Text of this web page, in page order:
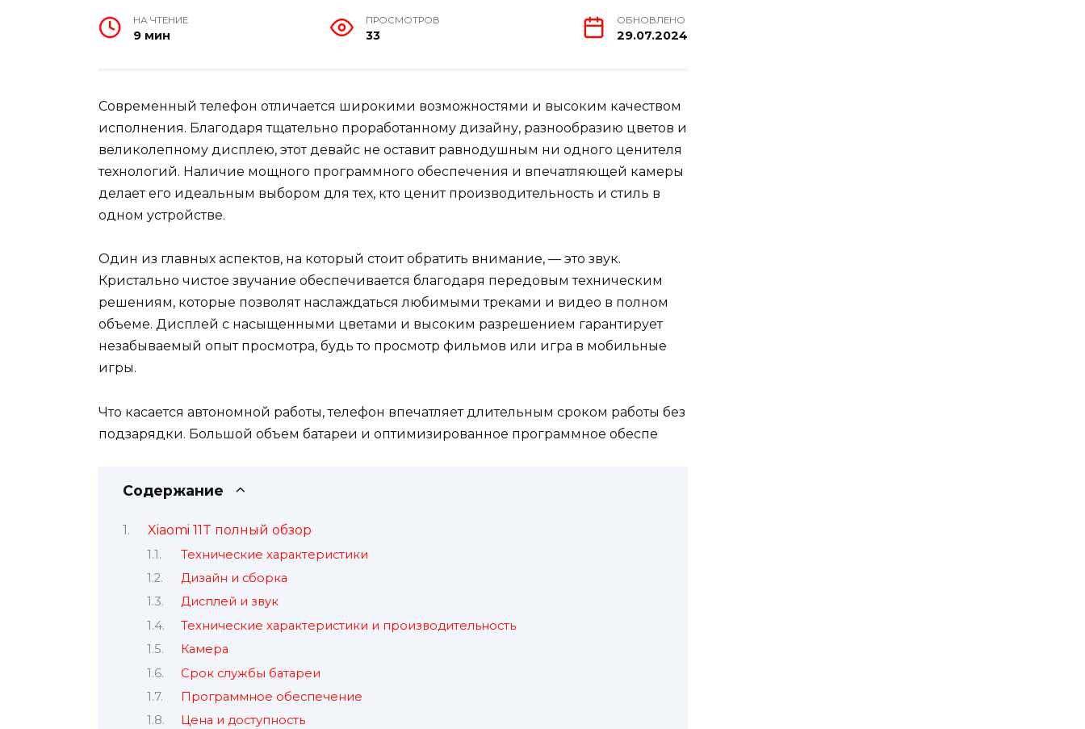
НА ЧТЕНИЕ
9 мин
ПРОСМОТРОВ
33
ОБНОВЛЕНО
29.07.2024
Современный телефон отличается широкими возможностями и высоким качеством
исполнения. Благодаря тщательно проработанному дизайну, разнообразию цветов и
великолепному дисплею, этот девайс не оставит равнодушным ни одного ценителя
технологий. Наличие мощного программного обеспечения и впечатляющей камеры
делает его идеальным выбором для тех, кто ценит производительность и стиль в
одном устройстве.
Один из главных аспектов, на который стоит обратить внимание, — это звук.
Кристально чистое звучание обеспечивается благодаря передовым техническим
решениям, которые позволят наслаждаться любимыми треками и видео в полном
объеме. Дисплей с насыщенными цветами и высоким разрешением гарантирует
незабываемый опыт просмотра, будь то просмотр фильмов или игра в мобильные
игры.
Что касается автономной работы, телефон впечатляет длительным сроком работы без
подзарядки. Большой объем батареи и оптимизированное программное обеспе
Содержание
Xiaomi 11T полный обзор
Технические характеристики
Дизайн и сборка
Дисплей и звук
Технические характеристики и производительность
Камера
Срок службы батареи
Программное обеспечение
Цена и доступность